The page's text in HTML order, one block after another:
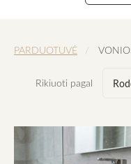
PARDUOTUVĖ
Rikiuoti pagal